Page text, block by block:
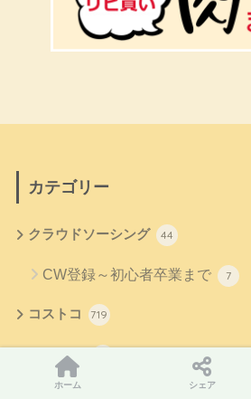
カテゴリー
クラウドソーシング 44
CW登録～初心者卒業まで 7
コストコ 719
デリカ
ホーム シェア